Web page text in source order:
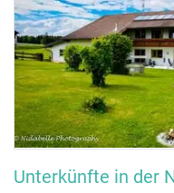
Unterkünfte in der